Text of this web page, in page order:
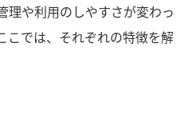
理や利用のしやすさが変わっ
こでは、それぞれの特徴を解